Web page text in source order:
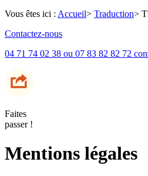
Vous êtes ici : Accueil> Traduction>
Contactez-nous
04 71 74 02 38 ou 07 83 82 82 72
Faites
passer !
Mentions légales